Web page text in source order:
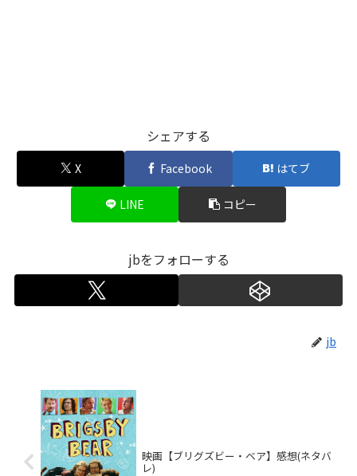
シェアする
X Facebook はてブ
LINE コピー
jbをフォローする
jb
映画【ブリグズビー・ベア】感想(ネタバ
レ)